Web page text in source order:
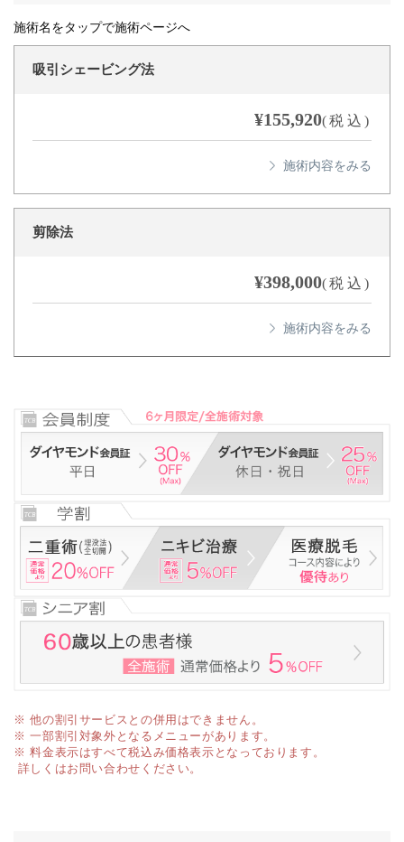
施術名をタップで施術ページへ
吸引シェービング法
¥155,920(税込)
剪除法
¥398,000(税込)
※ 他の割引サービスとの併用はできません。
※ 一部割引対象外となるメニューがあります。
※ 料金表示はすべて税込み価格表示となっております。
詳しくはお問い合わせください。